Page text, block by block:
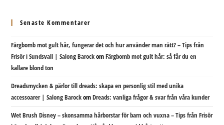
Senaste Kommentarer
Färgbomb mot gult hår, fungerar det och hur använder man rätt? – Tips från
Frisör i Sundsvall | Salong BarockomFärgbomb mot gult hår: så får du en
kallare blond ton
Dreadsmycken & pärlor till dreads: skapa en personlig stil med unika
accessoarer | Salong BarockomDreads: vanliga frågor & svar från våra kunder
Wet Brush Disney – skonsamma hårborstar för barn och vuxna – Tips från Frisör